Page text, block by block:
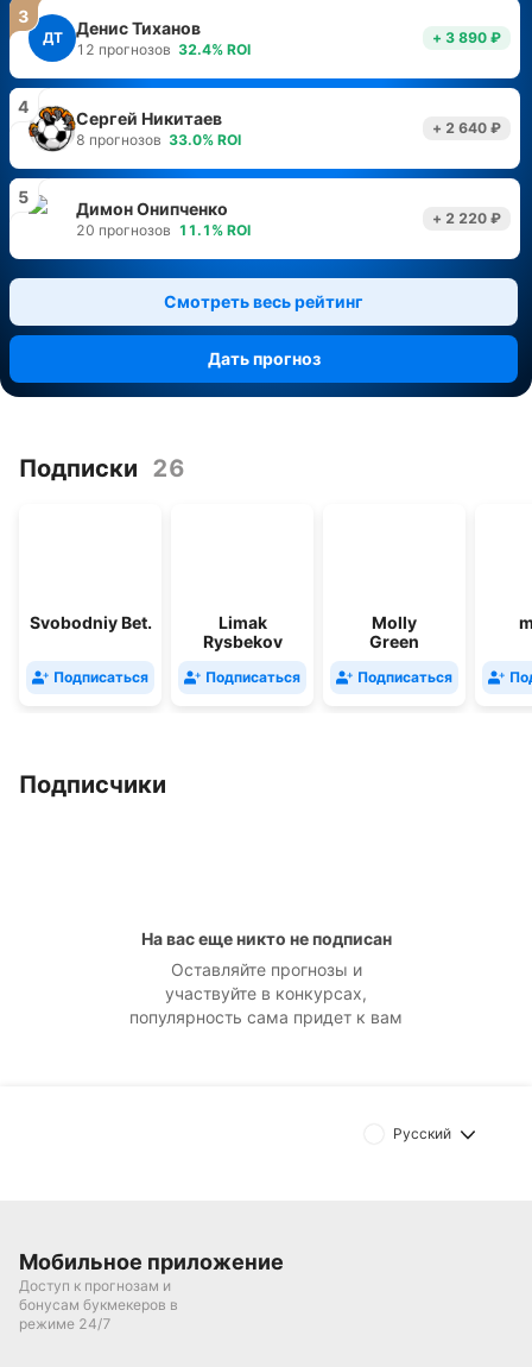
3
ДТ Денис Тиханов
12 прогнозов 32.4% ROI
+ 3 890 ₽
4
Сергей Никитаев
8 прогнозов 33.0% ROI
+ 2 640 ₽
5
Димон Онипченко
20 прогнозов 11.1 % ROI
+ 2 220 ₽
Смотреть весь рейтинг
Дать прогноз
Подписки 26
Svobodniy Bet.
Подписаться
Limak
Rysbekov
Подписаться
Molly
Green
Подписаться
Подписчики
На вас еще никто не подписан
Оставляйте прогнозы и
участвуйте в конкурсах,
популярность сама придет к вам
Русский
Мобильное приложение
Доступ к прогнозам и
бонусам букмекеров в
режиме 24/7